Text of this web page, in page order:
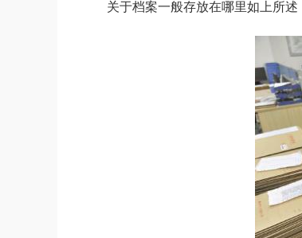
关于档案一般存放在哪里如上所